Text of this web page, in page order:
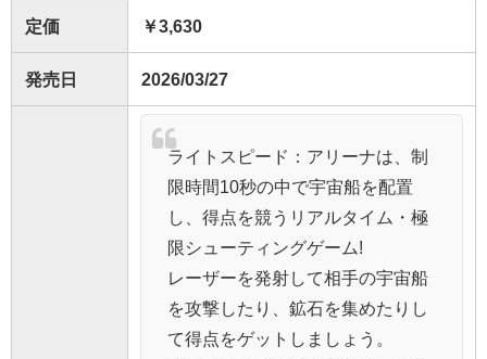
定価 ￥3,630
発売日 2026/03/27
ライトスピード：アリーナは、制
限時間10秒の中で宇宙船を配置
し、得点を競うリアルタイム・極
限シューティングゲーム!
レーザーを発射して相手の宇宙船
を攻撃したり、鉱石を集めたりし
て得点をゲットしましょう。